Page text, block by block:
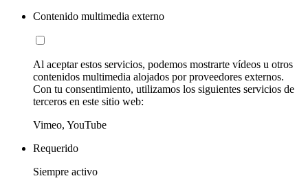
Contenido multimedia externo
Al aceptar estos servicios, podemos mostrarte vídeos u otros
contenidos multimedia alojados por proveedores externos.
Con tu consentimiento, utilizamos los siguientes servicios de
terceros en este sitio web:
Vimeo, YouTube
Requerido
Siempre activo